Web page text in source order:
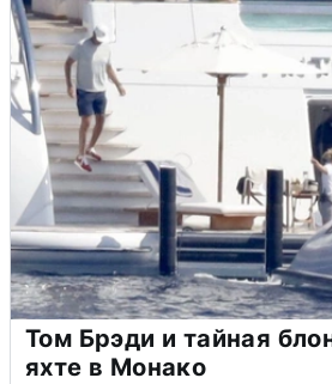
Том Брэди и тайная
яхте в Монако